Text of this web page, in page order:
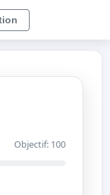
Objectif: 100